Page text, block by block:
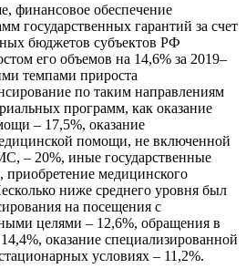
финансовое обеспечение
государственных гарантий за счет
бюджетов субъектов РФ
его объемов на 14,6% за 2019–
темпами прироста
по таким направлениям
программ, как оказание
– 17,5%, оказание
помощи, не включенной
– 20%, иные государственные
приобретение медицинского
ниже среднего уровня был
на посещения с
целями – 12,6%, обращения в
оказание специализированной
условиях – 11,2%.